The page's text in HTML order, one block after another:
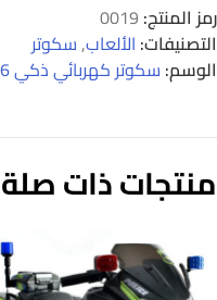
رمز المنتج: 0019
التصنيفات: الألعاب,سكوتر
الوسم: سكوتر كهربائي ذكي 36 فولت
منتجات ذات صلة